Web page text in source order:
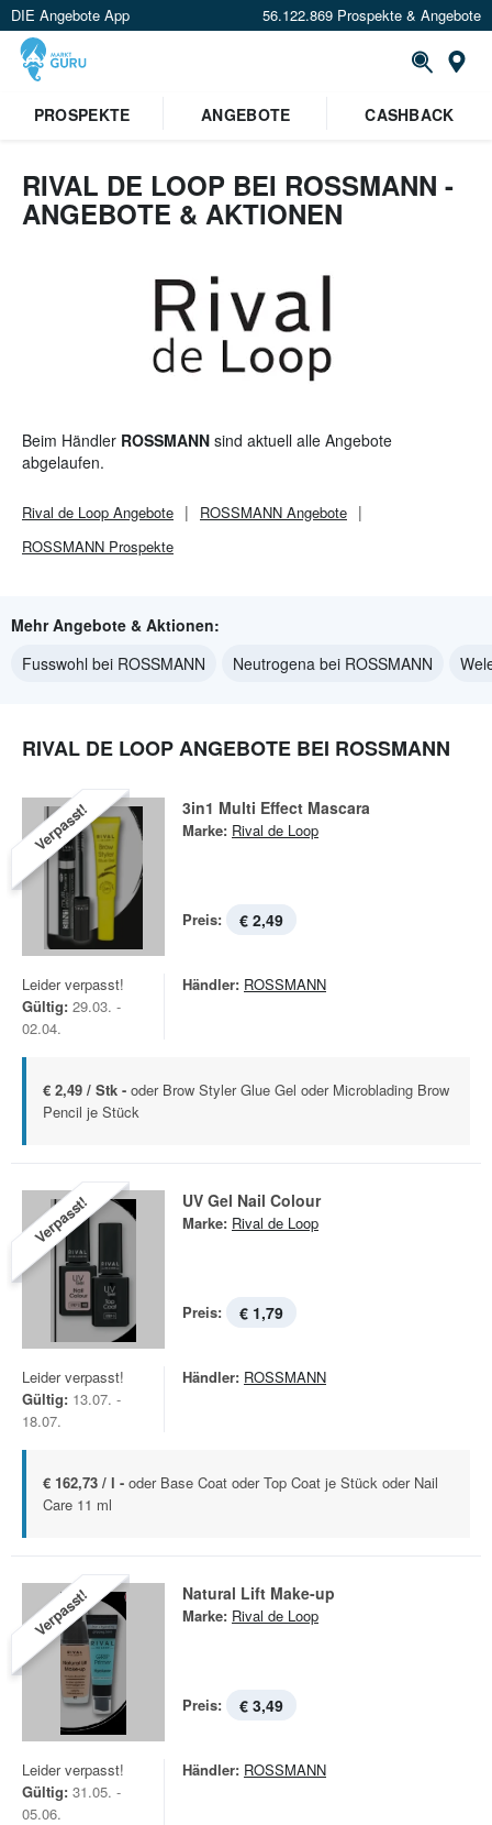
DIE Angebote App 56.122.869 Prospekte & Angebote
Standort festlegen
PROSPEKTE ANGEBOTE CASHBACK
RIVAL DE LOOP BEI ROSSMANN -
ANGEBOTE & AKTIONEN
Beim Händler ROSSMANN sind aktuell alle Angebote
abgelaufen.
Rival de Loop Angebote ROSSMANN Angebote
ROSSMANN Prospekte
Mehr Angebote & Aktionen:
Fusswohl bei ROSSMANN
Neutrogena bei ROSSMANN
RIVAL DE LOOP ANGEBOTE BEI ROSSMANN
Verpasst! 3in1 Multi Effect Mascara
Marke: Rival de Loop
Preis: € 2,49
Leider verpasst!
Gültig: 29.03. -
02.04.
Händler: ROSSMANN
€ 2,49 / Stk - oder Brow Styler Glue Gel oder Microblading Brow
Pencil je Stück
Verpasst! UV Gel Nail Colour
Marke: Rival de Loop
Preis: € 1,79
Leider verpasst!
Gültig: 13.07. -
18.07.
Händler: ROSSMANN
€ 162,73 / l - oder Base Coat oder Top Coat je Stück oder Nail
Care 11 ml
Verpasst! Natural Lift Make-up
Marke: Rival de Loop
Preis: € 3,49
Leider verpasst!
Gültig: 31.05. -
05.06.
Händler: ROSSMANN